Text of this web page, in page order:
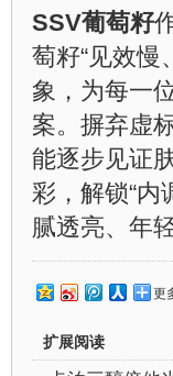
SSV葡萄籽
萄籽“见效慢
象，为每一
案。摒弃虚
能逐步见证
彩，解锁“内
腻透亮、年
更
扩展阅读